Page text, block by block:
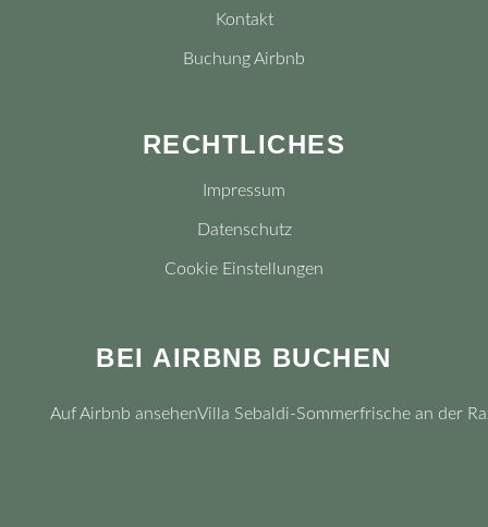
Kontakt
Buchung Airbnb
RECHTLICHES
Impressum
Datenschutz
Cookie Einstellungen
BEI AIRBNB BUCHEN
Auf Airbnb ansehenVilla Sebaldi-Sommerfrische an der